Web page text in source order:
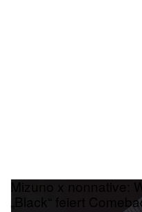
Mizuno x nonnative:
„Black“ feiert